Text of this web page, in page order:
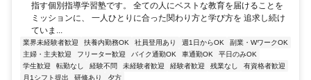
指す個別指導学習塾です。 全ての人にベストな教育を届けることを
ミッションに、 一人ひとりに合った関わり方と学び方を 追求し続け
ていま...
業界未経験者歓迎 扶養内勤務OK 社員登用あり 週1日からOK
副業・WワークOK
主婦・主夫歓迎
フリーター歓迎 バイク通勤OK 車通勤OK
平日のみOK
学生歓迎
転勤なし 経験不問 未経験者歓迎 経験者歓迎 残業なし
有資格者歓迎
月1シフト提出
研修あり 夕方